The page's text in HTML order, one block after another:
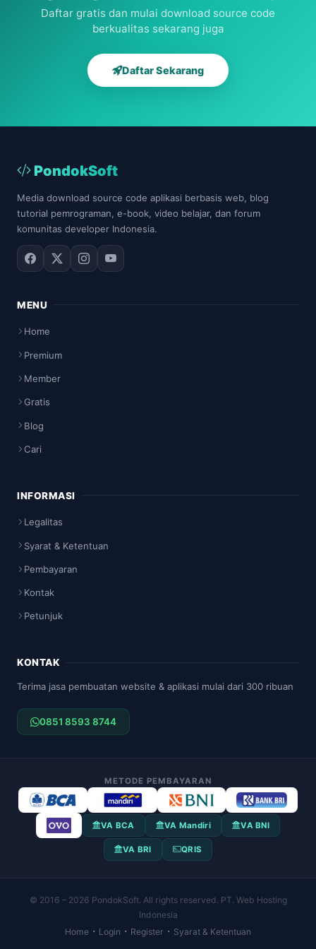
Daftar gratis dan mulai download source code
berkualitas sekarang juga
Daftar Sekarang
PondokSoft
Media download source code aplikasi berbasis web, blog
tutorial pemrograman, e-book, video belajar, dan forum
komunitas developer Indonesia.
MENU
Home
Premium
Member
Gratis
Blog
Cari
INFORMASI
Legalitas
Syarat & Ketentuan
Pembayaran
Kontak
Petunjuk
KONTAK
Terima jasa pembuatan website & aplikasi mulai dari 300 ribuan
0851 8593 8744
METODE PEMBAYARAN
VA BCA VA Mandiri VA BNI
VA BRI QRIS
© 2016 – 2026 PondokSoft. All rights reserved. PT. Web Hosting
Indonesia
Home · Login · Register · Syarat & Ketentuan